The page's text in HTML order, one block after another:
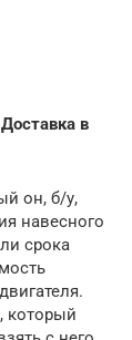
в
он, б/у,
навесного
срока
который